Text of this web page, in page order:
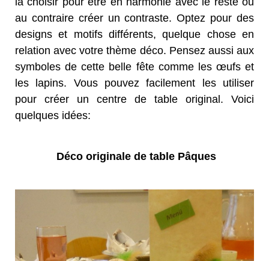
au contraire créer un contraste. Optez pour des
designs et motifs différents, quelque chose en
relation avec votre thème déco. Pensez aussi aux
symboles de cette belle fête comme les œufs et
les lapins. Vous pouvez facilement les utiliser
pour créer un centre de table original. Voici
quelques idées:
Déco originale de table Pâques